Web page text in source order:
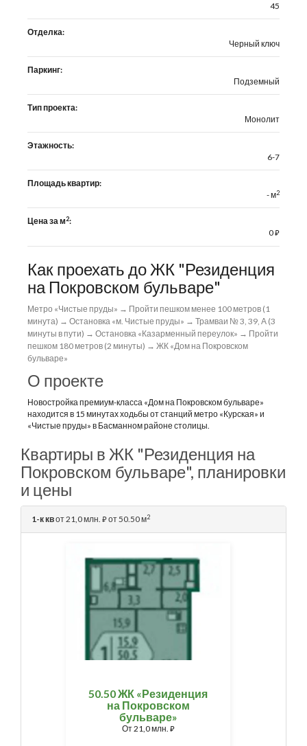
45
Отделка:
Черный ключ
Паркинг:
Подземный
Тип проекта:
Монолит
Этажность:
6-7
Площадь квартир:
- м2
Цена за м2:
0⃏
Как проехать до ЖК "Резиденция
на Покровском бульваре"
Метро «Чистые пруды» → Пройти пешком менее 100 метров (1
минута) → Остановка «м. Чистые пруды» → Трамваи № 3, 39, А (3
минуты в пути) → Остановка «Казарменный переулок» → Пройти
пешком 180 метров (2 минуты) → ЖК «Дом на Покровском
бульваре»
О проекте
Новостройка премиум-класса «Дом на Покровском бульваре»
находится в 15 минутах ходьбы от станций метро «Курская» и
«Чистые пруды» в Басманном районе столицы.
Квартиры в ЖК "Резиденция на
Покровском бульваре", планировки
и цены
1-к квот 21,0 млн. ⃏от 50.50 м2
50.50 ЖК «Резиденция
на Покровском
бульваре»
От21,0 млн. ⃏